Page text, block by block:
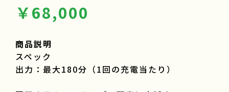
￥68,000
商品説明
スペック
出力：最大180分（1回の充電当たり）